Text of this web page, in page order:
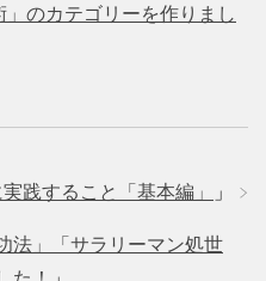
」のカテゴリーを作りまし
践すること「基本編」 」
法」「サラリーマン処世